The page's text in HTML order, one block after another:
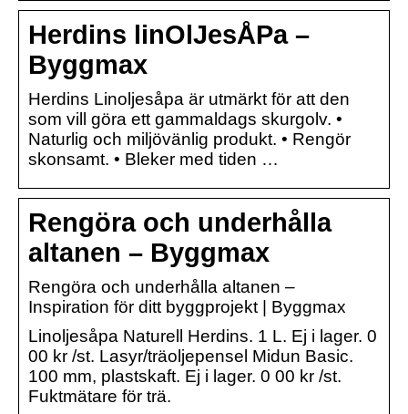
Herdins linOlJesÅPa –
Byggmax
Herdins Linoljesåpa är utmärkt för att den
som vill göra ett gammaldags skurgolv. •
Naturlig och miljövänlig produkt. • Rengör
skonsamt. • Bleker med tiden …
Rengöra och underhålla
altanen – Byggmax
Rengöra och underhålla altanen –
Inspiration för ditt byggprojekt | Byggmax
Linoljesåpa Naturell Herdins. 1 L. Ej i lager. 0
00 kr /st. Lasyr/träoljepensel Midun Basic.
100 mm, plastskaft. Ej i lager. 0 00 kr /st.
Fuktmätare för trä.